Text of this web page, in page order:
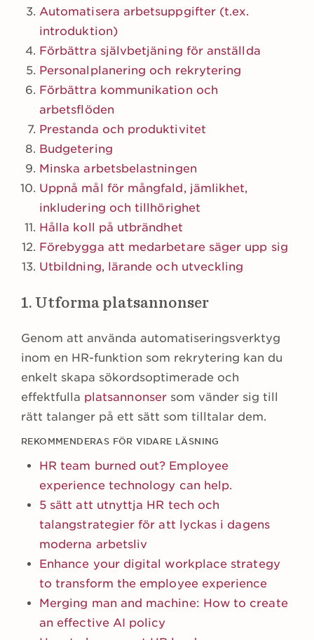
Automatisera arbetsuppgifter (t.ex.
introduktion)
Förbättra självbetjäning för anställda
Personalplanering och rekrytering
Förbättra kommunikation och
arbetsflöden
Prestanda och produktivitet
Budgetering
Minska arbetsbelastningen
Uppnå mål för mångfald, jämlikhet,
inkludering och tillhörighet
Hålla koll på utbrändhet
Förebygga att medarbetare säger upp sig
Utbildning, lärande och utveckling
1. Utforma platsannonser
Genom att använda automatiseringsverktyg
inom en HR-funktion som rekrytering kan du
enkelt skapa sökordsoptimerade och
effektfulla platsannonsersom vänder sig till
rätt talanger på ett sätt som tilltalar dem.
REKOMMENDERAS FÖR VIDARE LÄSNING
HR team burned out? Employee
experience technology can help.
5 sätt att utnyttja HR tech och
talangstrategier för att lyckas i dagens
moderna arbetsliv
Enhance your digital workplace strategy
to transform the employee experience
Merging man and machine: How to create
an effective AI policy